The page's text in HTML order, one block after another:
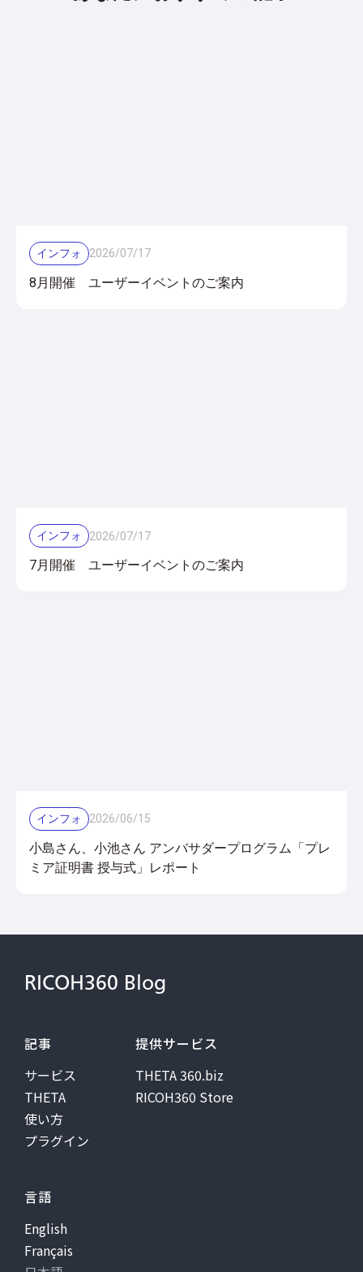
インフォ 2026/07/17
8月開催 ユーザーイベントのご案内
インフォ 2026/07/17
7月開催 ユーザーイベントのご案内
インフォ 2026/06/15
小島さん、小池さん アンバサダープログラム「プレ
ミア証明書 授与式」レポート
RICOH360 Blog
記事
サービス
THETA
使い方
プラグイン
提供サービス
THETA 360.biz
RICOH360 Store
言語
English
Français